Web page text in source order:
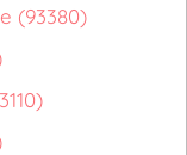
(93380)